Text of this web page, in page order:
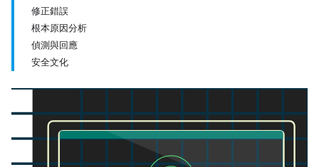
修正錯誤
根本原因分析
偵測與回應
安全文化